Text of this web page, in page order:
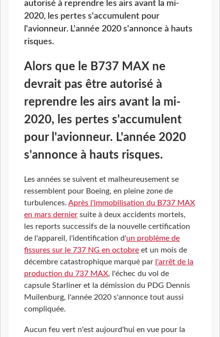
autorisé à reprendre les airs avant la mi-
2020, les pertes s'accumulent pour
l'avionneur. L'année 2020 s'annonce à hauts
risques.
Alors que le B737 MAX ne
devrait pas être autorisé à
reprendre les airs avant la mi-
2020, les pertes s'accumulent
pour l'avionneur. L'année 2020
s'annonce à hauts risques.
Les années se suivent et malheureusement se
ressemblent pour Boeing, en pleine zone de
turbulences. Après l'immobilisation du B737 MAX
en mars dernier suite à deux accidents mortels,
les reports successifs de la nouvelle certification
de l'appareil, l'identification d'un problème de
fissures sur le 737 NG en octobre et un mois de
décembre catastrophique marqué par l'arrêt de la
production du 737 MAX, l'échec du vol de
capsule Starliner et la démission du PDG Dennis
Muilenburg, l'année 2020 s'annonce tout aussi
compliquée.
Aucun feu vert n'est aujourd'hui en vue pour la